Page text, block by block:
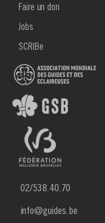
Faire un don
Jobs
SCRIBe
02/538.40.70
info@guides.be